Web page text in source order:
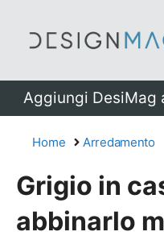
Aggiungi DesiMag
Home Arredamento
Grigio in
abbinarlo